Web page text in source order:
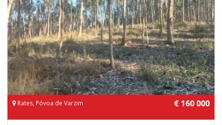
Rates, Póvoa de Varzim € 160 000